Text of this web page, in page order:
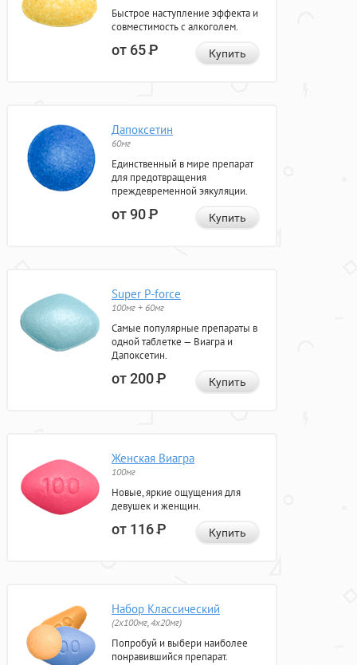
Быстрое наступление эффекта и
совместимость с алкоголем.
от 65Р Купить
Дапоксетин
60мг
Единственный в мире препарат
для предотвращения
преждевременной эякуляции.
от 90Р Купить
Super P-force
100мг + 60мг
Самые популярные препараты в
одной таблетке — Виагра и
Дапоксетин.
от 200Р Купить
Женская Виагра
100мг
Новые, яркие ощущения для
девушек и женщин.
от 116Р Купить
Набор Классический
(2x100мг, 4x20мг)
Попробуй и выбери наиболее
понравившийся препарат.